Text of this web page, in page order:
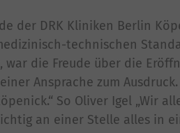
der DRK Kliniken Berlin
technischen
die Freude über die
Ansprache zum
So Oliver Igel „Wir
an einer Stelle alles in